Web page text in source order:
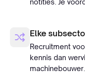
notities. Je
Elke
Recruitment
kennis dan